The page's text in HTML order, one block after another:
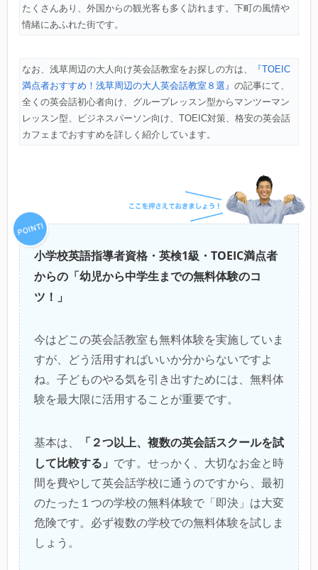
たくさんあり、外国からの観光客も多く訪れます。下町の風情や
情緒にあふれた街です。
なお、浅草周辺の大人向け英会話教室をお探しの方は、
『TOEIC
満点者おすすめ！浅草周辺の大人英会話教室８選』 の記事にて、
全くの英会話初心者向け、グループレッスン型からマンツーマン
レッスン型、ビジネスパーソン向け、TOEIC対策、格安の英会話
カフェまでおすすめを詳しく紹介しています。
小学校英語指導者資格・英検1級・TOEIC満点者
からの「幼児から中学生までの無料体験のコ
ツ！」
今はどこの英会話教室も無料体験を実施していま
すが、どう活用すればいいか分からないですよ
ね。子どものやる気を引き出すためには、無料体
験を最大限に活用することが重要です。
基本は、
「２つ以上、複数の英会話スクールを試
して比較する」 です。せっかく、大切なお金と時
間を費やして英会話学校に通うのですから、最初
のたった１つの学校の無料体験で「即決」は大変
危険です。必ず複数の学校での無料体験を試しま
しょう。